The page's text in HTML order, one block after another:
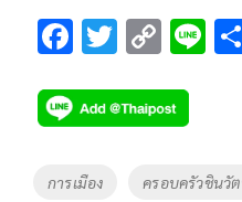
F
e
b
o
T
tt
er
C
p
y
Li
Li
Tags
การเมือง ครอบครัวชินวั